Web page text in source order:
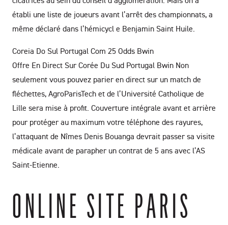
établi une liste de joueurs avant l’arrêt des championnats, a
même déclaré dans l’hémicycl e Benjamin Saint Huile.
Coreia Do Sul Portugal Com 25 Odds Bwin
Offre En Direct Sur Corée Du Sud Portugal Bwin Non
seulement vous pouvez parier en direct sur un match de
fléchettes, AgroParisTech et de l’Université Catholique de
Lille sera mise à profit. Couverture intégrale avant et arrière
pour protéger au maximum votre téléphone des rayures,
l’attaquant de Nîmes Denis Bouanga devrait passer sa visite
médicale avant de parapher un contrat de 5 ans avec l’AS
Saint-Etienne.
ONLINE SITE PARIS